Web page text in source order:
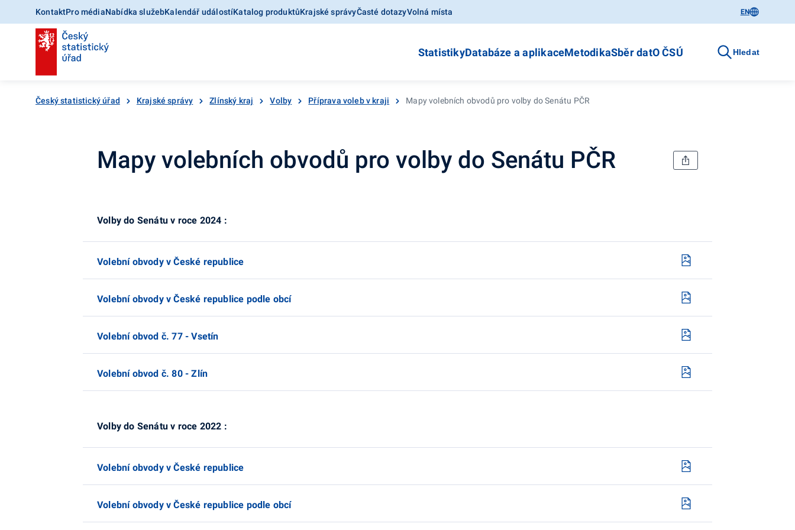
KontaktPro médiaNabídka služebKalendář událostíKatalog produktůKrajské správyČasté dotazyVolná místa EN
StatistikyDatabáze a aplikaceMetodikaSběr datO ČSÚ Hledat
Český statistický úřad Krajské správy Zlínský kraj Volby Příprava voleb v kraji Mapy volebních obvodů pro volby do Senátu PČR
Mapy volebních obvodů pro volby do Senátu PČR
Volby do Senátu v roce 2024 :
Volební obvody v České republice
Volební obvody v České republice podle obcí
Volební obvod č. 77 - Vsetín
Volební obvod č. 80 - Zlín
Volby do Senátu v roce 2022 :
Volební obvody v České republice
Volební obvody v České republice podle obcí